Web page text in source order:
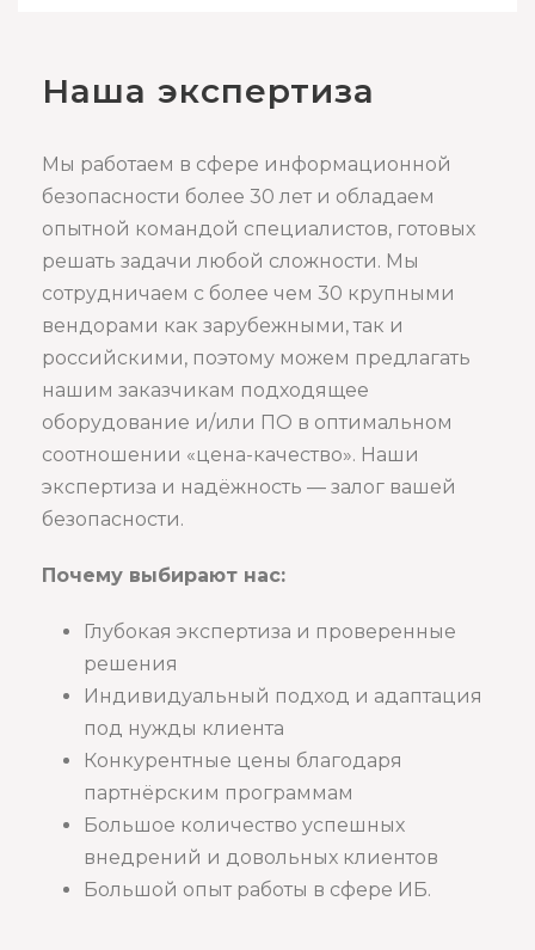
Наша экспертиза
Мы работаем в сфере информационной
безопасности более 30 лет и обладаем
опытной командой специалистов, готовых
решать задачи любой сложности. Мы
сотрудничаем с более чем 30 крупными
вендорами как зарубежными, так и
российскими, поэтому можем предлагать
нашим заказчикам подходящее
оборудование и/или ПО в оптимальном
соотношении «цена-качество». Наши
экспертиза и надёжность — залог вашей
безопасности.
Почему выбирают нас:
Глубокая экспертиза и проверенные
решения
Индивидуальный подход и адаптация
под нужды клиента
Конкурентные цены благодаря
партнёрским программам
Большое количество успешных
внедрений и довольных клиентов
Большой опыт работы в сфере ИБ.